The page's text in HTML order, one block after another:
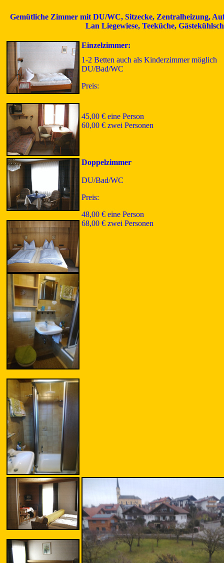
Gemütliche Zimmer mit DU/WC, Sitzecke, Zentralheizung,
Lan Liegewiese, Teeküche,
Einzelzimmer:
1-2 Betten auch als Kinderzimmer möglich
DU/Bad/WC
Preis:
45,00 € eine Person
60,00 € zwei Personen
Doppelzimmer
DU/Bad/WC
Preis:
48,00 € eine Person
68,00 € zwei Personen